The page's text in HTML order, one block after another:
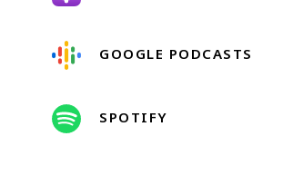
GOOGLE PODCASTS
SPOTIFY